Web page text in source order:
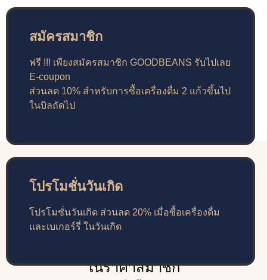
สมัครสมาชิก
ฟรี !!! เพียงสมัครสมาชิก GOODBEANS รับไปเลย
E-coupon
ส่วนลด 10% สำหรับการซื้อเครื่องดื่ม 2 แก้วขึ้นไป
ในบิลถัดไป
โปรโมชั่นวันเกิด
โปรโมชั่นวันเกิด ส่วนลด 20% เมื่อซื้อเครื่องดื่ม
และเบเกอร์รี่ ในวันเกิด
ในราคาสมาชิก